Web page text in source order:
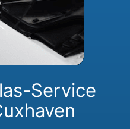
Service